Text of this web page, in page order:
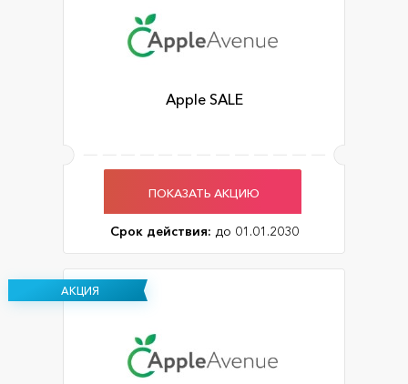
Apple SALE
ПОКАЗАТЬ АКЦИЮ
Срок действия: до 01.01.2030
АКЦИЯ